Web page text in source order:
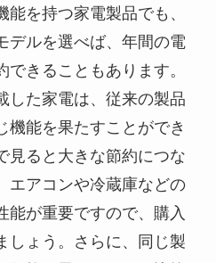
を持つ家電製品でも、
デルを選べば、年間の電
きることもあります。
した家電は、従来の製品
機能を果たすことができ
見ると大きな節約につな
エアコンや冷蔵庫などの
能が重要ですので、購入
しょう。さらに、同じ製